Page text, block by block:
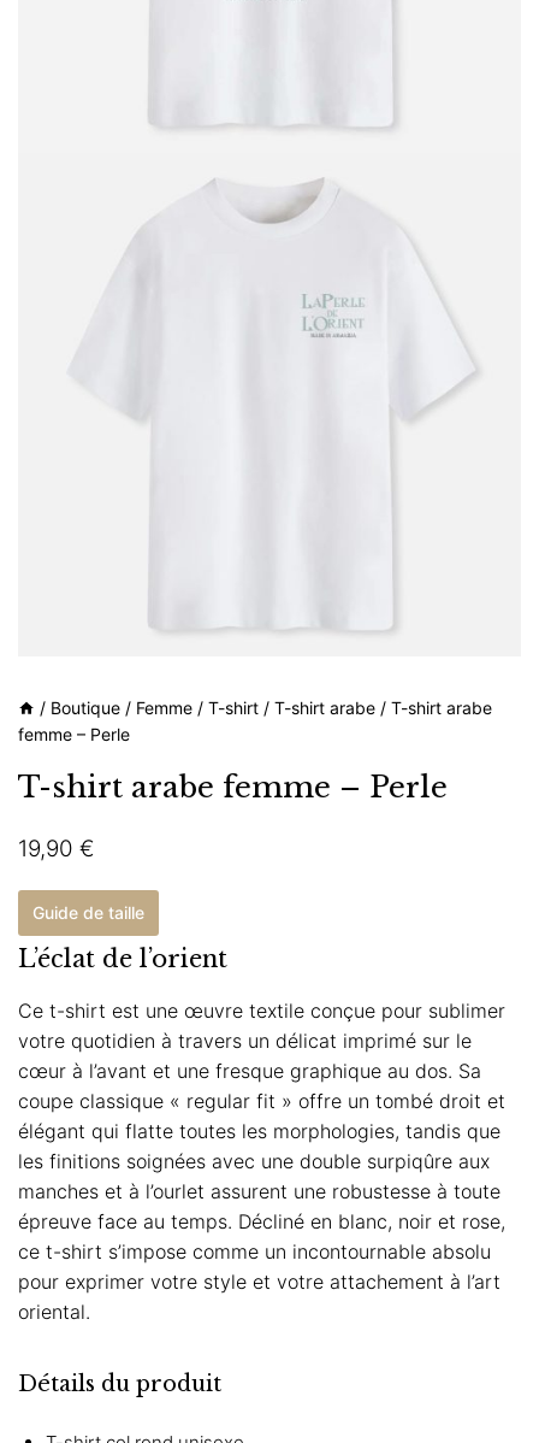
/ Boutique / Femme / T-shirt / T-shirt arabe / T-shirt arabe
femme – Perle
T-shirt arabe femme – Perle
19,90 €
Guide de taille
L’éclat de l’orient
Ce t-shirt est une œuvre textile conçue pour sublimer
votre quotidien à travers un délicat imprimé sur le
cœur à l’avant et une fresque graphique au dos. Sa
coupe classique « regular fit » offre un tombé droit et
élégant qui flatte toutes les morphologies, tandis que
les finitions soignées avec une double surpiqûre aux
manches et à l’ourlet assurent une robustesse à toute
épreuve face au temps. Décliné en blanc, noir et rose,
ce t-shirt s’impose comme un incontournable absolu
pour exprimer votre style et votre attachement à l’art
oriental.
Détails du produit